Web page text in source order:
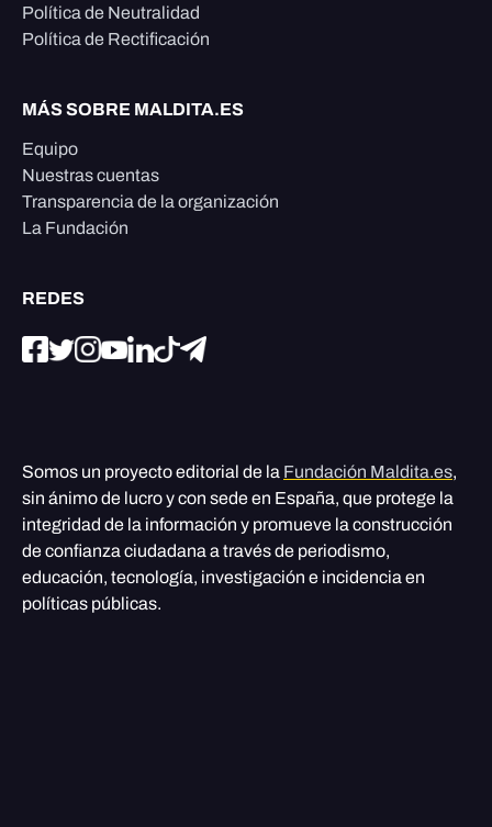
Política de Neutralidad
Política de Rectificación
MÁS SOBRE MALDITA.ES
Equipo
Nuestras cuentas
Transparencia de la organización
La Fundación
REDES
Somos un proyecto editorial de la Fundación Maldita.es,
sin ánimo de lucro y con sede en España, que protege la
integridad de la información y promueve la construcción
de confianza ciudadana a través de periodismo,
educación, tecnología, investigación e incidencia en
políticas públicas.